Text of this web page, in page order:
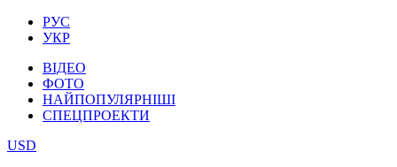
РУС
УКР
ВІДЕО
ФОТО
НАЙПОПУЛЯРНІШІ
СПЕЦПРОЕКТИ
USD